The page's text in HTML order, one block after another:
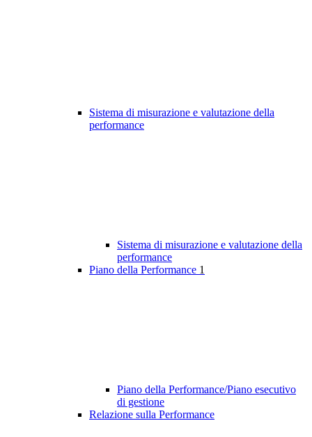
Sistema di misurazione e valutazione della
performance
Sistema di misurazione e valutazione della
performance
Piano della Performance 1
Piano della Performance/Piano esecutivo
di gestione
Relazione sulla Performance